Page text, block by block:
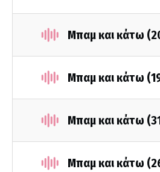
Μπαμ και κάτω
Μπαμ και κάτω
Μπαμ και κάτω
Μπαμ και κάτω